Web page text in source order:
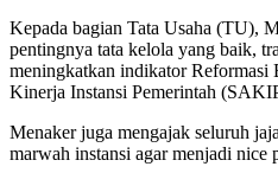
Kepada bagian Tata Usaha (TU),
pentingnya tata kelola yang baik,
meningkatkan indikator Reformasi
Kinerja Instansi Pemerintah
Menaker juga mengajak seluruh
marwah instansi agar menjadi nice